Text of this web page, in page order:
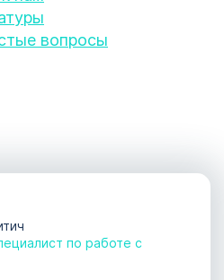
вопросы
по работе с
Кодирование
алкоголизма
ЗАЯВКУ